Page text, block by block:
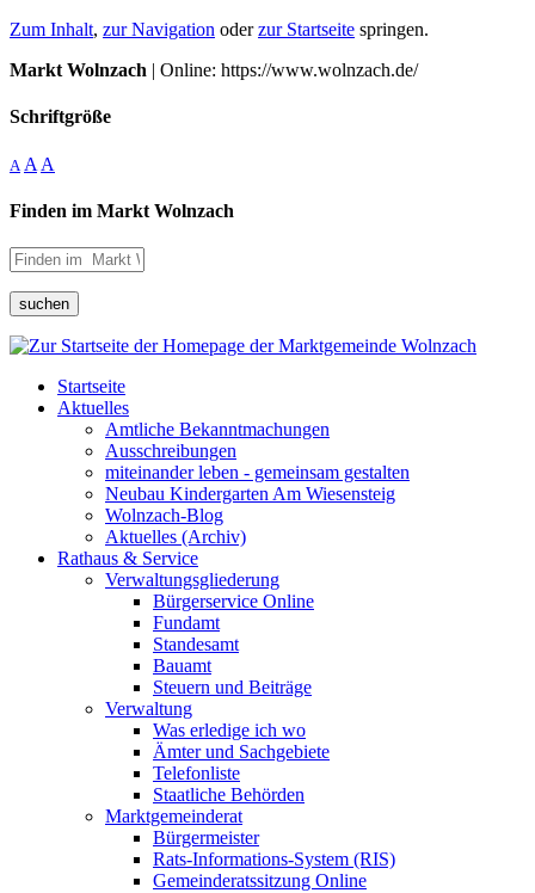
Zum Inhalt, zur Navigation oderzur Startseite springen.
Markt Wolnzach | Online: https://www.wolnzach.de/
Schriftgröße
A A A
Finden im Markt Wolnzach
suchen
Startseite
Aktuelles
Amtliche Bekanntmachungen
Ausschreibungen
miteinander leben - gemeinsam gestalten
Neubau Kindergarten Am Wiesensteig
Wolnzach-Blog
Aktuelles (Archiv)
Rathaus & Service
Verwaltungsgliederung
Bürgerservice Online
Fundamt
Standesamt
Bauamt
Steuern und Beiträge
Verwaltung
Was erledige ich wo
Ämter und Sachgebiete
Telefonliste
Staatliche Behörden
Marktgemeinderat
Bürgermeister
Rats-Informations-System (RIS)
Gemeinderatssitzung Online